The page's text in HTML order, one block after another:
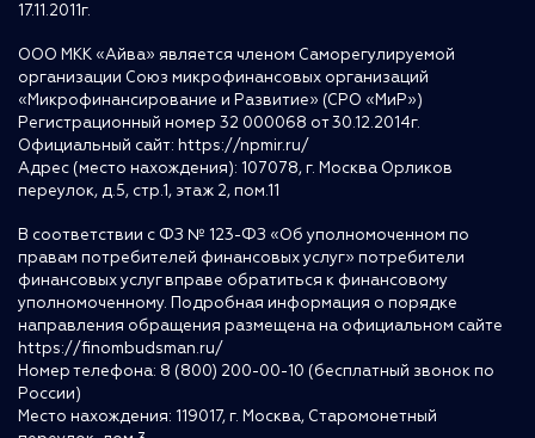
17.11.2011г.
ООО МКК «Айва» является членом Саморегулируемой
организации Союз микрофинансовых организаций
«Микрофинансирование и Развитие» (СРО «МиР»)
Регистрационный номер 32 000068 от 30.12.2014г.
Официальный сайт: https://npmir.ru/
Адрес (место нахождения): 107078, г. Москва Орликов
переулок, д.5, стр.1, этаж 2, пом.11
В соответствии с ФЗ № 123-ФЗ «Об уполномоченном по
правам потребителей финансовых услуг» потребители
финансовых услуг вправе обратиться к финансовому
уполномоченному. Подробная информация о порядке
направления обращения размещена на официальном сайте
https://finombudsman.ru/
Номер телефона: 8 (800) 200-00-10 (бесплатный звонок по
России)
Место нахождения: 119017, г. Москва, Старомонетный